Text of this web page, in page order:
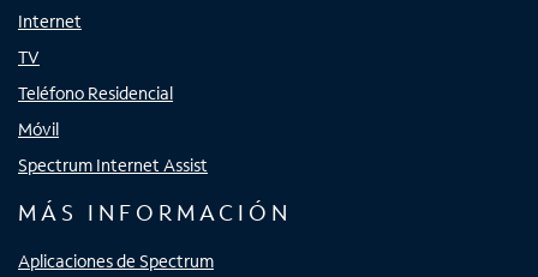
Internet
TV
Teléfono Residencial
Móvil
Spectrum Internet Assist
MÁS INFORMACIÓN
Aplicaciones de Spectrum